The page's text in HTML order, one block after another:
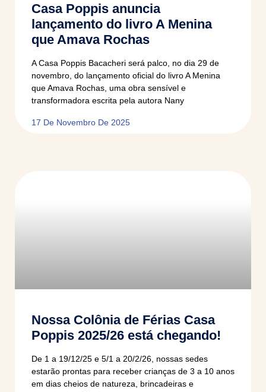
Casa Poppis anuncia
lançamento do livro A Menina
que Amava Rochas
A Casa Poppis Bacacheri será palco, no dia 29 de
novembro, do lançamento oficial do livro A Menina
que Amava Rochas, uma obra sensível e
transformadora escrita pela autora Nany
17 De Novembro De 2025
Nossa Colônia de Férias Casa
Poppis 2025/26 está chegando!
De 1 a 19/12/25 e 5/1 a 20/2/26, nossas sedes
estarão prontas para receber crianças de 3 a 10 anos
em dias cheios de natureza, brincadeiras e